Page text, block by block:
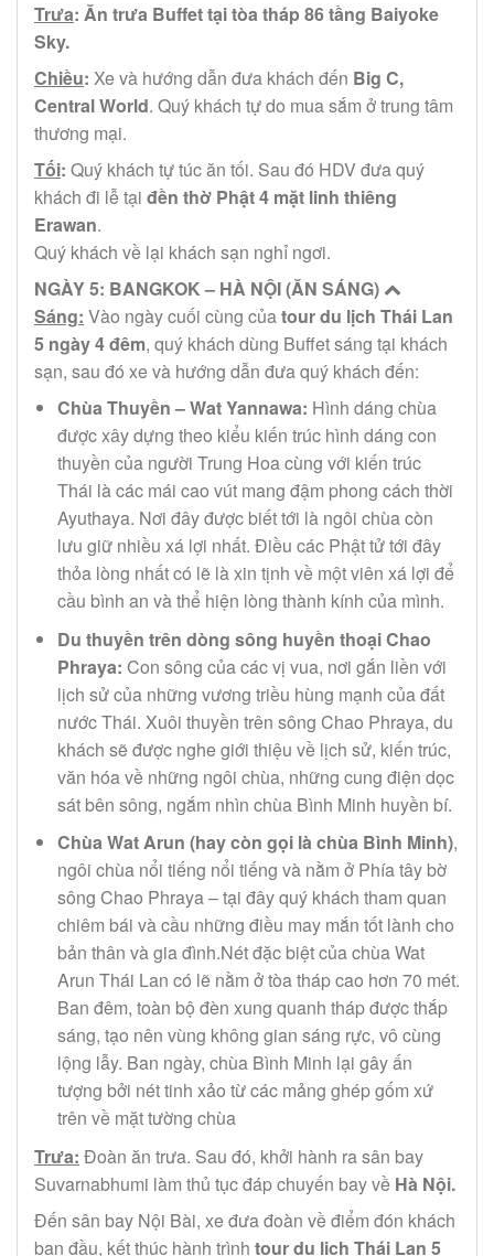
Trưa: Ăn trưa Buffet tại tòa tháp 86 tầng Baiyoke
Sky.
Chiều: Xe và hướng dẫn đưa khách đến Big C,
Central World. Quý khách tự do mua sắm ở trung tâm
thương mại.
Tối: Quý khách tự túc ăn tối. Sau đó HDV đưa quý
khách đi lễ tại đền thờ Phật 4 mặt linh thiêng
Erawan.
Quý khách về lại khách sạn nghỉ ngơi.
NGÀY 5: BANGKOK – HÀ NỘI (ĂN SÁNG)
Sáng: Vào ngày cuối cùng củatour du lịch Thái Lan
5 ngày 4 đêm, quý khách dùng Buffet sáng tại khách
sạn, sau đó xe và hướng dẫn đưa quý khách đến:
Chùa Thuyền – Wat Yannawa: Hình dáng chùa
được xây dựng theo kiểu kiến trúc hình dáng con
thuyền của người Trung Hoa cùng với kiến trúc
Thái là các mái cao vút mang đậm phong cách thời
Ayuthaya. Nơi đây được biết tới là ngôi chùa còn
lưu giữ nhiều xá lợi nhất. Điều các Phật tử tới đây
thỏa lòng nhất có lẽ là xin tịnh về một viên xá lợi để
cầu bình an và thể hiện lòng thành kính của mình.
Du thuyền trên dòng sông huyền thoại Chao
Phraya: Con sông của các vị vua, nơi gắn liền với
lịch sử của những vương triều hùng mạnh của đất
nước Thái. Xuôi thuyền trên sông Chao Phraya, du
khách sẽ được nghe giới thiệu về lịch sử, kiến trúc,
văn hóa về những ngôi chùa, những cung điện dọc
sát bên sông, ngắm nhìn chùa Bình Minh huyền bí.
Chùa Wat Arun (hay còn gọi là chùa Bình Minh),
ngôi chùa nổi tiếng nổi tiếng và nằm ở Phía tây bờ
sông Chao Phraya – tại đây quý khách tham quan
chiêm bái và cầu những điều may mắn tốt lành cho
bản thân và gia đình.Nét đặc biệt của chùa Wat
Arun Thái Lan có lẽ nằm ở tòa tháp cao hơn 70 mét.
Ban đêm, toàn bộ đèn xung quanh tháp được thắp
sáng, tạo nên vùng không gian sáng rực, vô cùng
lộng lẫy. Ban ngày, chùa Bình Minh lại gây ấn
tượng bởi nét tinh xảo từ các mảng ghép gốm xứ
trên về mặt tường chùa
Trưa: Đoàn ăn trưa. Sau đó, khởi hành ra sân bay
Suvarnabhumi làm thủ tục đáp chuyến bay về Hà Nội.
Đến sân bay Nội Bài, xe đưa đoàn về điểm đón khách
ban đầu, kết thúc hành trình tour du lịch Thái Lan 5